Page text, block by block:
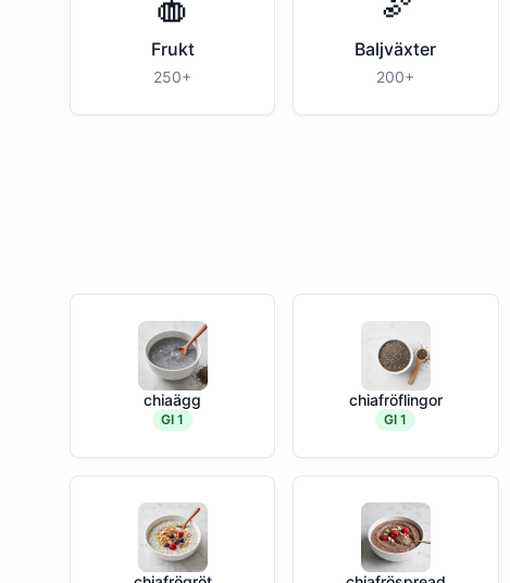
Frukt
250+
Baljväxter
200+
chiaägg
GI 1
chiafröflingor
GI 1